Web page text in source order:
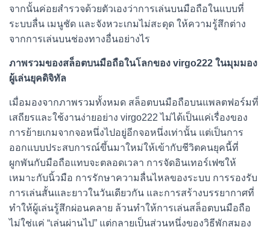
จากนั้นค่อยสำรวจด้วยตัวเองว่าการเล่นบนมือถือในแบบที่
ระบบลื่น เมนูชัด และจังหวะเกมไม่สะดุด ให้ความรู้สึกต่าง
จากการเล่นบนช่องทางอื่นอย่างไร
ภาพรวมของสล็อตบนมือถือในโลกของ virgo222 ในมุมมอง
ผู้เล่นยุคดิจิทัล
เมื่อมองจากภาพรวมทั้งหมด สล็อตบนมือถือบนแพลตฟอร์มที่
เสถียรและใช้งานง่ายอย่าง virgo222 ไม่ได้เป็นแค่เรื่องของ
การย้ายเกมจากจอหนึ่งไปอยู่อีกจอหนึ่งเท่านั้น แต่เป็นการ
ออกแบบประสบการณ์ขึ้นมาใหม่ให้เข้ากับชีวิตคนยุคนี้ที่
ผูกพันกับมือถือแทบจะตลอดเวลา การจัดอินเทอร์เฟซให้
เหมาะกับนิ้วมือ การรักษาความลื่นไหลของระบบ การรองรับ
การเล่นสั้นและยาวในวันเดียวกัน และการสร้างบรรยากาศที่
ทำให้ผู้เล่นรู้สึกผ่อนคลาย ล้วนทำให้การเล่นสล็อตบนมือถือ
ไม่ใช่แค่ “เล่นผ่านไป” แต่กลายเป็นส่วนหนึ่งของวิธีพักสมอง